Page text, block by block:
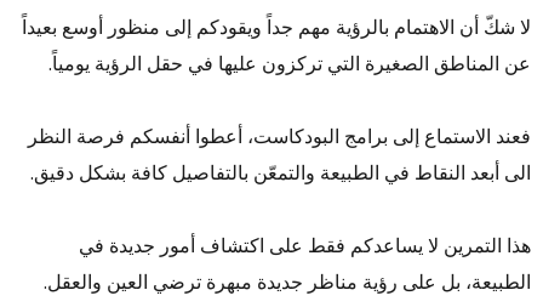
لا شكّ أن الاهتمام بالرؤية مهم جداً ويقودكم إلى منظور أوسع بعيداً
عن المناطق الصغيرة التي تركزون عليها في حقل الرؤية يومياً.
فعند الاستماع إلى برامج البودكاست، أعطوا أنفسكم فرصة النظر
الى أبعد النقاط في الطبيعة والتمعّن بالتفاصيل كافة بشكل دقيق.
هذا التمرين لا يساعدكم فقط على اكتشاف أمور جديدة في
الطبيعة، بل على رؤية مناظر جديدة مبهرة ترضي العين والعقل.